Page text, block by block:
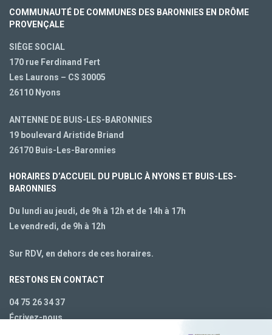
COMMUNAUTÉ DE COMMUNES DES BARONNIES EN DRÔME
PROVENÇALE
SIÈGE SOCIAL
170 rue Ferdinand Fert
Les Laurons – CS 30005
26110 Nyons
ANTENNE DE BUIS-LES-BARONNIES
19 boulevard Aristide Briand
26170 Buis-Les-Baronnies
HORAIRES D’ACCUEIL DU PUBLIC À NYONS ET BUIS-LES-
BARONNIES
Du lundi au jeudi, de 9h à 12h et de 14h à 17h
Le vendredi, de 9h à 12h
Sur RDV, en dehors de ces horaires.
RESTONS EN CONTACT
04 75 26 34 37
Écrivez-nous